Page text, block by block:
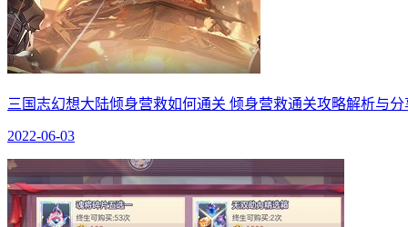
三国志幻想大陆倾身营救如何通关 倾身营救通关攻略解析与分
2022-06-03